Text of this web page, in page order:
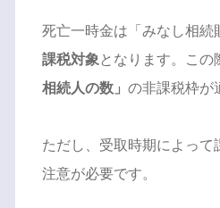
死亡一時金は「みなし相続
課税対象となります。この
相続人の数」 の非課税枠が
ただし、受取時期によって
注意が必要です。